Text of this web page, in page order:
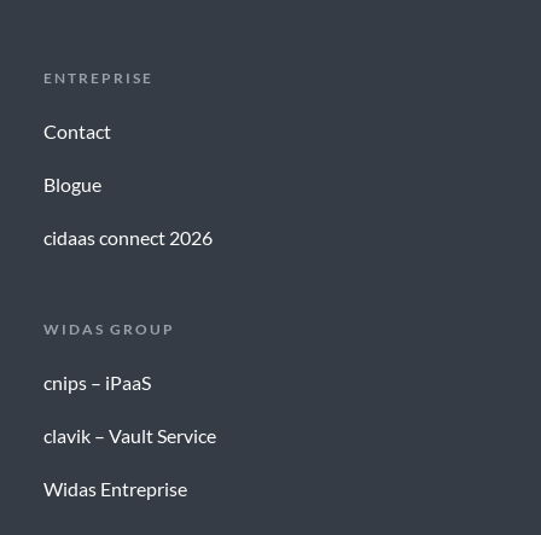
ENTREPRISE
Contact
Blogue
cidaas connect 2026
WIDAS GROUP
cnips – iPaaS
clavik – Vault Service
Widas Entreprise